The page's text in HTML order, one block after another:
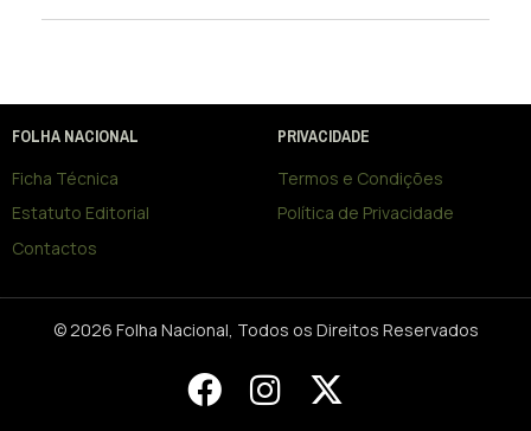
FOLHA NACIONAL
Ficha Técnica
Estatuto Editorial
Contactos
PRIVACIDADE
Termos e Condições
Política de Privacidade
© 2026 Folha Nacional, Todos os Direitos Reservados